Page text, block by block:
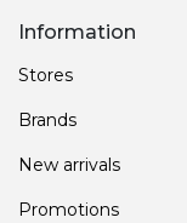
Information
Stores
Brands
New arrivals
Promotions